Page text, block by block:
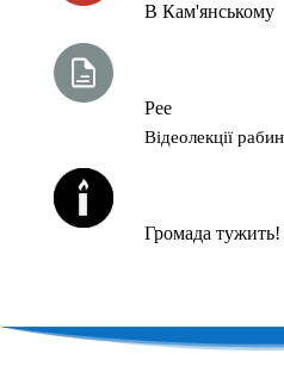
В Кам'янському
Рее
Відеолекції
Громада тужить!